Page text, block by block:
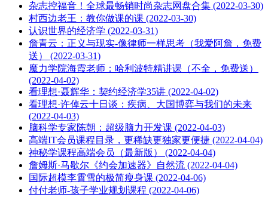
杂志控福音！全球最畅销时尚杂志网盘合集 (2022-03-30)
村西边老王：教你做课的课 (2022-03-30)
认识世界的经济学 (2022-03-31)
詹青云：正义与现实-像律师一样思考（我爱阿詹，免费
送） (2022-03-31)
魔力学院海霞老师：哈利波特精讲课（不全，免费送）
(2022-04-02)
看理想·聂辉华：契约经济学35讲 (2022-04-02)
看理想·许倬云十日谈：疾病、大国博弈与我们的未来
(2022-04-03)
脑科学专家陈朝：超级脑力开发课 (2022-04-03)
高端IT会员课程目录，更稀缺更独家更便捷 (2022-04-04)
神秘学课程高端会员（最新版） (2022-04-04)
詹姆斯·马歇尔《约会加速器》自然流 (2022-04-04)
国际超模李霄雪的极简瘦身课 (2022-04-06)
付付老师-孩子学业规划课程 (2022-04-06)